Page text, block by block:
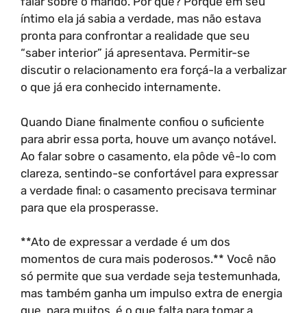
íntimo ela já sabia a verdade, mas não estava
pronta para confrontar a realidade que seu
“saber interior” já apresentava. Permitir-se
discutir o relacionamento era forçá-la a verbalizar
o que já era conhecido internamente.
Quando Diane finalmente confiou o suficiente
para abrir essa porta, houve um avanço notável.
Ao falar sobre o casamento, ela pôde vê-lo com
clareza, sentindo-se confortável para expressar
a verdade final: o casamento precisava terminar
para que ela prosperasse.
**Ato de expressar a verdade é um dos
momentos de cura mais poderosos.** Você não
só permite que sua verdade seja testemunhada,
mas também ganha um impulso extra de energia
que, para muitos, é o que falta para tomar a